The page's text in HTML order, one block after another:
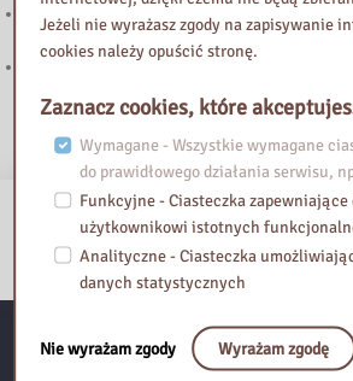
Konkurs fotograficzny „Śladami pamięci XX
podróż przez powiat warszawski zachodni”
5 edycja akcji „KSIĄŻKI CZYTAM, ŚWIAT
Pedagogiczna Biblioteka Wojewódzka
Jeżeli nie wyrażasz zgody na zapisywanie
cookies należy opuścić stronę.
Zaznacz cookies, które
Wymagane - Wszystkie wymagane
do prawidłowego działania serwisu,
Funkcyjne - Ciasteczka
użytkownikowi istotnych
Analityczne - Ciasteczka
danych statystycznych
Nie wyrażam zgody Wyrażam zgodę